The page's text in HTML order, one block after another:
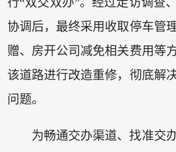
协调后，最终采用收取停车管
赠、房开公司减免相关费用等
该道路进行改造重修，彻底解
问题。
为畅通交办渠道、找准交